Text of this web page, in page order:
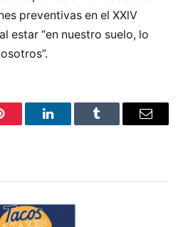
preventivas en el XXlV
estar “en nuestro suelo, lo
LinkedInTumblr Email